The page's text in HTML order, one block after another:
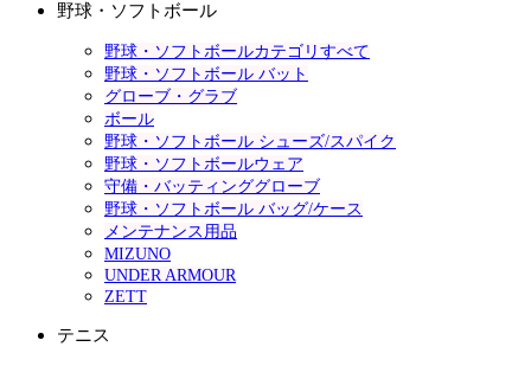
野球・ソフトボール
野球・ソフトボールカテゴリすべて
野球・ソフトボール バット
グローブ・グラブ
ボール
野球・ソフトボール シューズ/スパイク
野球・ソフトボールウェア
守備・バッティンググローブ
野球・ソフトボール バッグ/ケース
メンテナンス用品
MIZUNO
UNDER ARMOUR
ZETT
テニス